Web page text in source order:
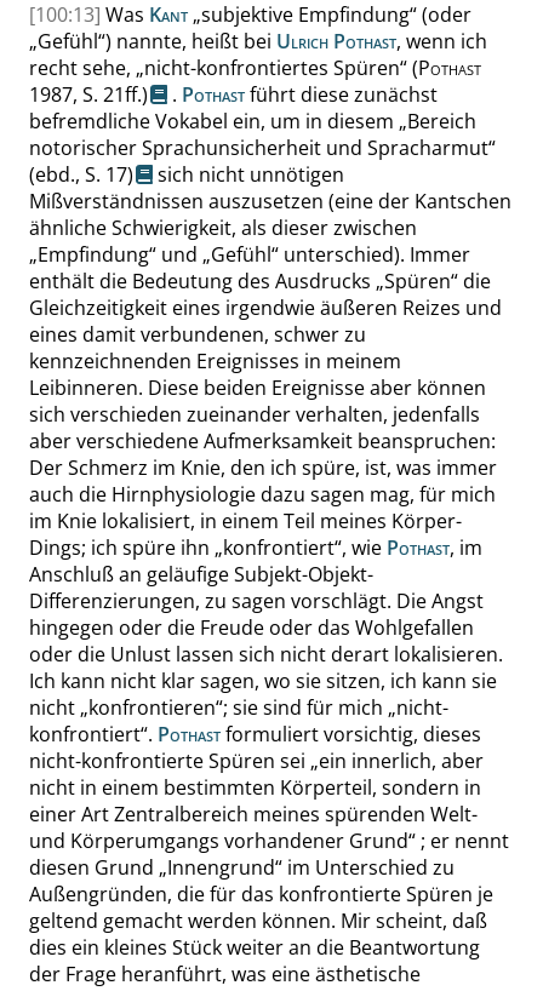
[100:13] Was Kant „subjektive Empfindung“(oder
„Gefühl“) nannte, heißt bei Ulrich Pothast, wenn ich
recht sehe, „nicht-konfrontiertes Spüren“(Pothast
1987, S. 21ff.) . Pothastführt diese zunächst
befremdliche Vokabel ein, um in diesem „Bereich
notorischer Sprachunsicherheit und Spracharmut“
(ebd., S. 17)
sich nicht unnötigen
Mißverständnissen auszusetzen (eine der Kantschen
ähnliche Schwierigkeit, als dieser zwischen
„Empfindung“ und „Gefühl“ unterschied). Immer
enthält die Bedeutung des Ausdrucks „Spüren“die
Gleichzeitigkeit eines irgendwie äußeren Reizes und
eines damit verbundenen, schwer zu
kennzeichnenden Ereignisses in meinem
Leibinneren. Diese beiden Ereignisse aber können
sich verschieden zueinander verhalten, jedenfalls
aber verschiedene Aufmerksamkeit beanspruchen:
Der Schmerz im Knie, den ich spüre, ist, was immer
auch die Hirnphysiologie dazu sagen mag, für mich
im Knie lokalisiert, in einem Teil meines Körper-
Dings; ich spüre ihn „konfrontiert“, wie Pothast, im
Anschluß an geläufige Subjekt-Objekt-
Differenzierungen, zu sagen vorschlägt. Die Angst
hingegen oder die Freude oder das Wohlgefallen
oder die Unlust lassen sich nicht derart lokalisieren.
Ich kann nicht klar sagen, wo sie sitzen, ich kann sie
nicht „konfrontieren“; sie sind für mich „nicht-
konfrontiert“. Pothastformuliert vorsichtig, dieses
nicht-konfrontierte Spüren sei „ein innerlich, aber
nicht in einem bestimmten Körperteil, sondern in
einer Art Zentralbereich meines spürenden Welt-
und Körperumgangs vorhandener Grund“ ; er nennt
diesen Grund „Innengrund“ im Unterschied zu
Außengründen, die für das konfrontierte Spüren je
geltend gemacht werden können. Mir scheint, daß
dies ein kleines Stück weiter an die Beantwortung
der Frage heranführt, was eine ästhetische